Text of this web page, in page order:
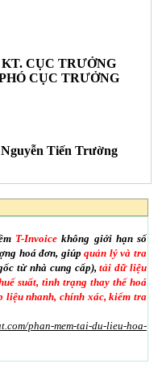
KT. CỤC TRƯỞNG
CỤC TRƯỞNG
Nguyễn Tiến Trường
T-Invoice không giới hạn số
hoá đơn, giúpquản lý và tra
từ nhà cung cấp),tải dữ liệu
suất, tình trạng thay thế hoá
liệu nhanh, chính xác, kiểm tra
phan-mem-tai-du-lieu-hoa-